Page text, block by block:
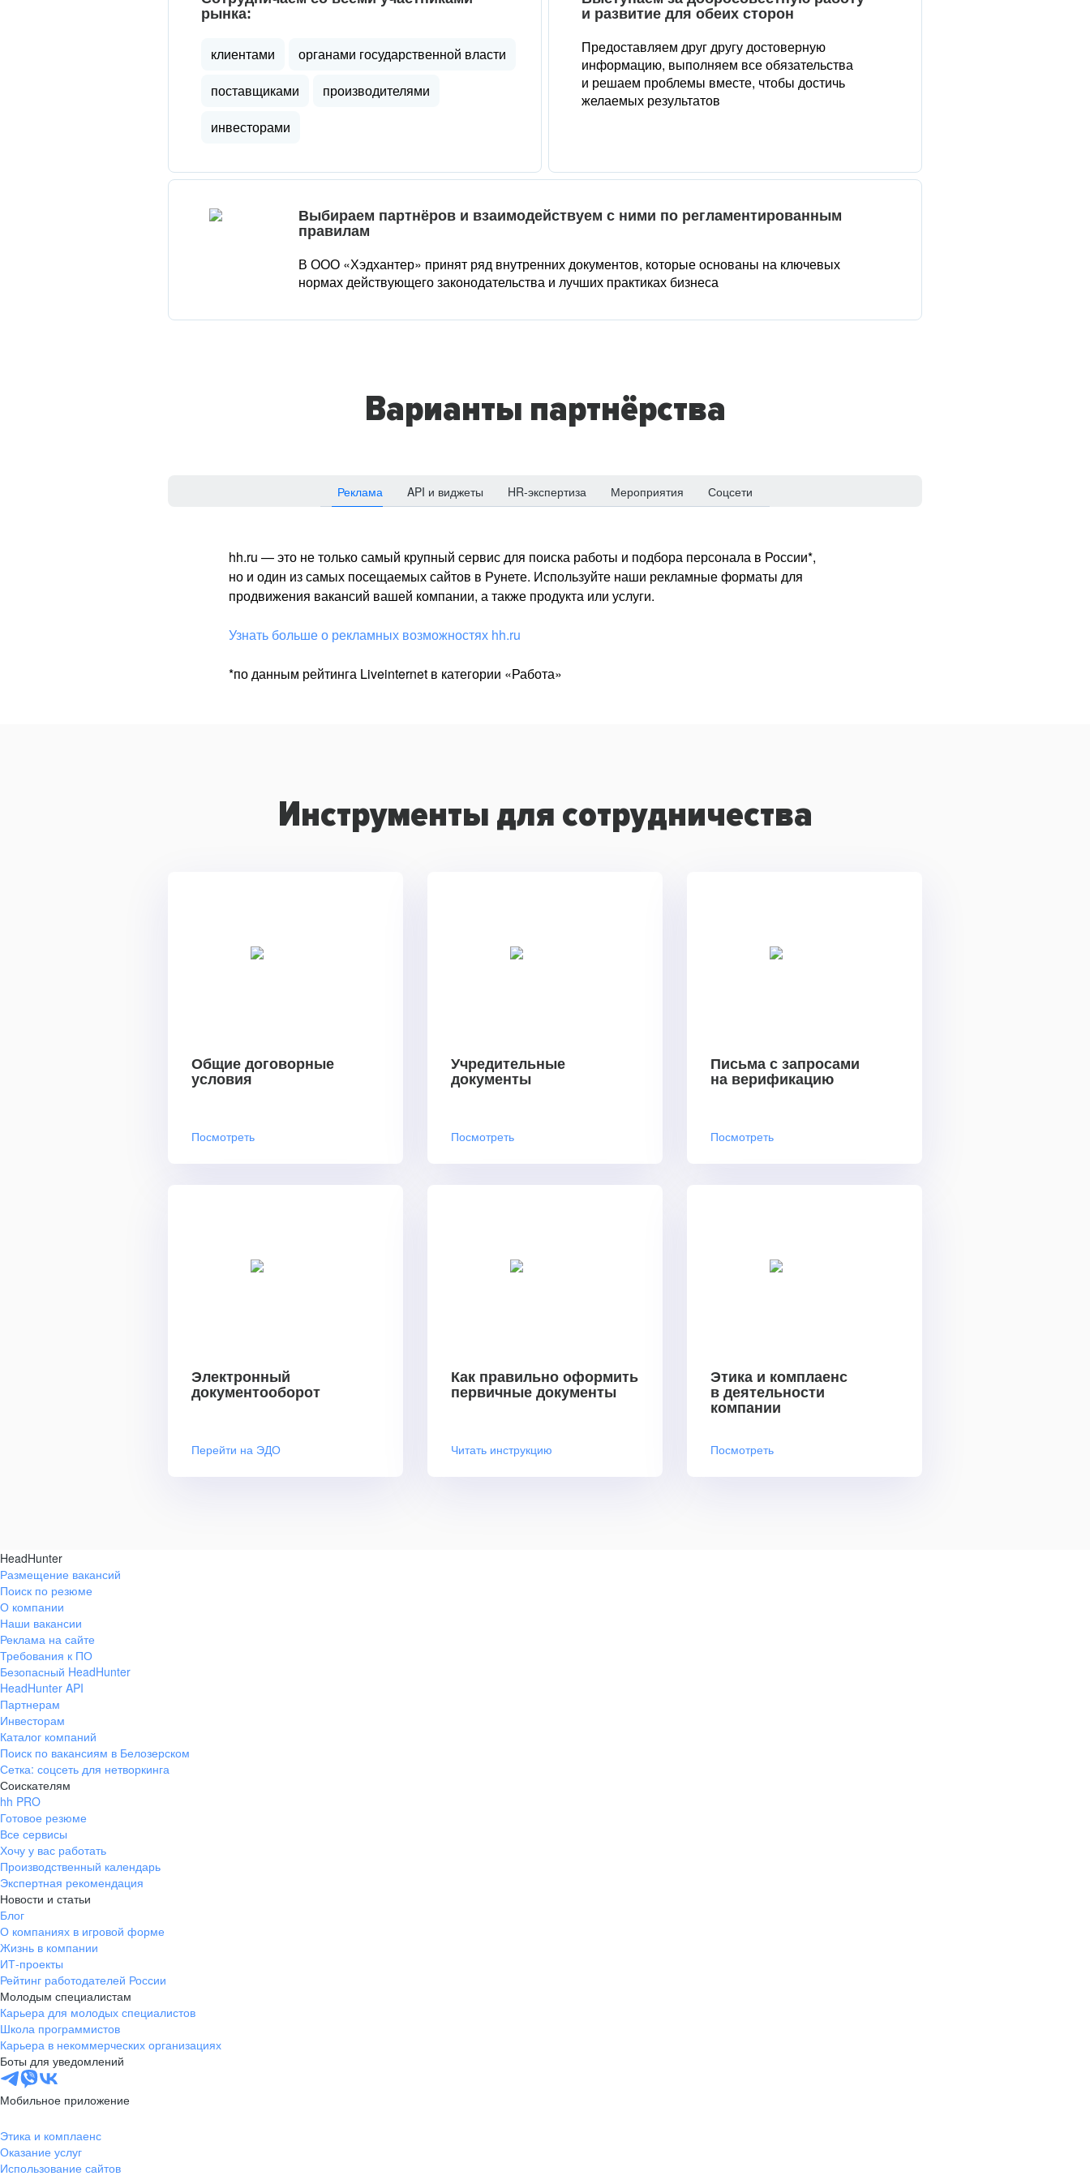
рынка:
клиентами
органами государственной власти
поставщиками
производителями
инвесторами
и развитие для обеих сторон
Предоставляем друг другу достоверную
информацию, выполняем все обязательства
и решаем проблемы вместе, чтобы достичь
желаемых результатов
Выбираем партнёров и взаимодействуем с ними по регламентированным
правилам
В ООО «Хэдхантер» принят ряд внутренних документов, которые основаны на ключевых
нормах действующего законодательства и лучших практиках бизнеса
Варианты партнёрства
Реклама API и виджеты HR-экспертиза Мероприятия Соцсети
hh.ru — это не только самый крупный сервис для поиска работы и подбора персонала в России*,
но и один из самых посещаемых сайтов в Рунете. Используйте наши рекламные форматы для
продвижения вакансий вашей компании, а также продукта или услуги.
Узнать больше о рекламных возможностях hh.ru
*по данным рейтинга Liveinternet в категории «Работа»
Инструменты для сотрудничества
Общие договорные
условия
Посмотреть
Учредительные
документы
Посмотреть
Письма с запросами
на верификацию
Посмотреть
Электронный
документооборот
Перейти на ЭДО
Как правильно оформить
первичные документы
Читать инструкцию
Этика и комплаенс
в деятельности
компании
Посмотреть
HeadHunter
Размещение вакансий
Поиск по резюме
О компании
Наши вакансии
Реклама на сайте
Требования к ПО
Безопасный HeadHunter
HeadHunter API
Партнерам
Инвесторам
Каталог компаний
Поиск по вакансиям в Белозерском
Сетка: соцсеть для нетворкинга
Соискателям
hh PRO
Готовое резюме
Все сервисы
Хочу у вас работать
Производственный календарь
Экспертная рекомендация
Новости и статьи
Блог
О компаниях в игровой форме
Жизнь в компании
ИТ-проекты
Рейтинг работодателей России
Молодым специалистам
Карьера для молодых специалистов
Школа программистов
Карьера в некоммерческих организациях
Боты для уведомлений
Мобильное приложение
Этика и комплаенс
Оказание услуг
Использование сайтов